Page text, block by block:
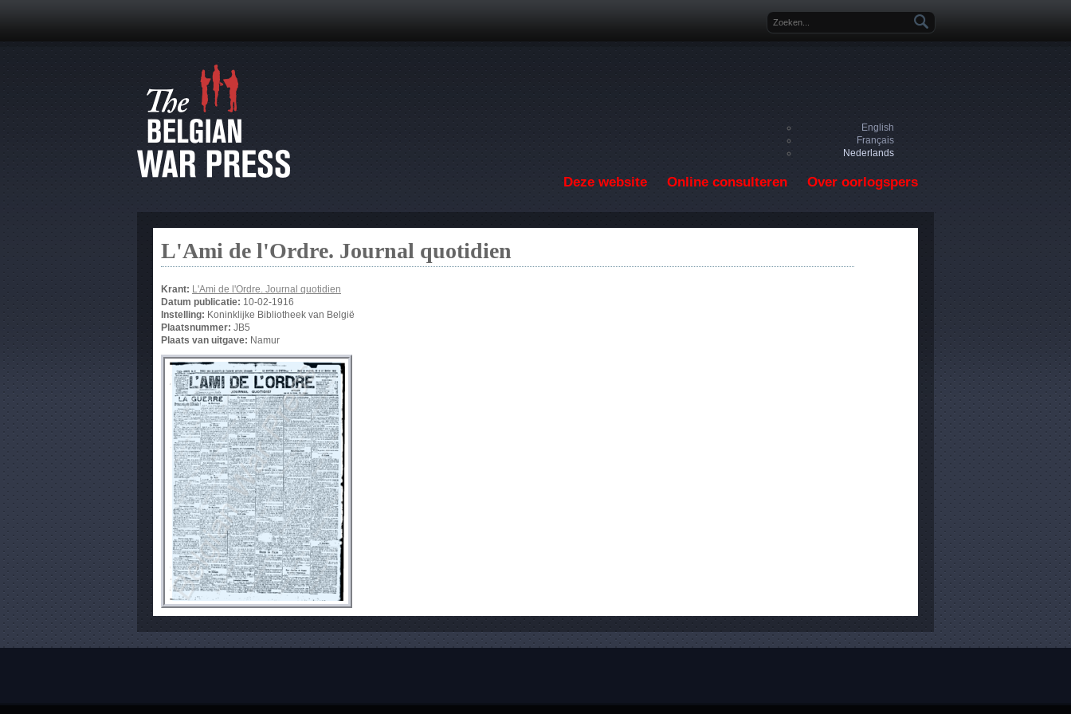
Zoekveld
English
Français
Nederlands
Deze website Online consulteren Over oorlogspers
L'Ami de l'Ordre. Journal quotidien
Krant: L'Ami de l'Ordre. Journal quotidien
Datum publicatie: 10-02-1916
Instelling: Koninklijke Bibliotheek van België
Plaatsnummer: JB5
Plaats van uitgave: Namur